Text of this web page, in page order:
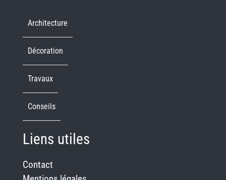
Architecture
Décoration
Travaux
Conseils
Liens utiles
Contact